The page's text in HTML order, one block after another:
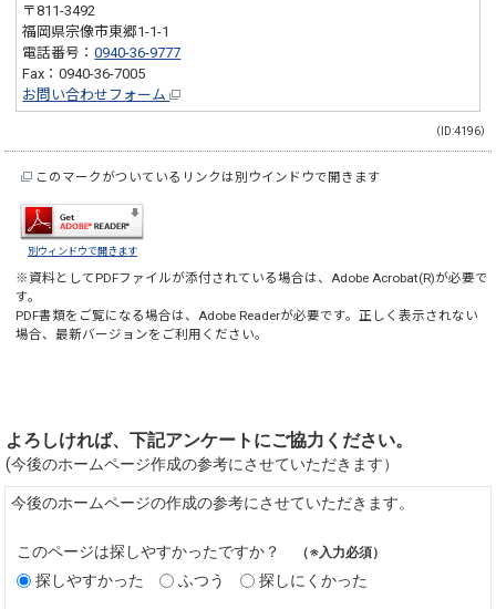
〒811-3492
福岡県宗像市東郷1-1-1
電話番号：0940-36-9777
Fax：0940-36-7005
お問い合わせフォーム
（ID:4196）
このマークがついているリンクは別ウインドウで開きます
別ウィンドウで開きます
※資料としてPDFファイルが添付されている場合は、Adobe Acrobat(R)が必要で
す。
PDF書類をご覧になる場合は、Adobe Readerが必要です。正しく表示されない
場合、最新バージョンをご利用ください。